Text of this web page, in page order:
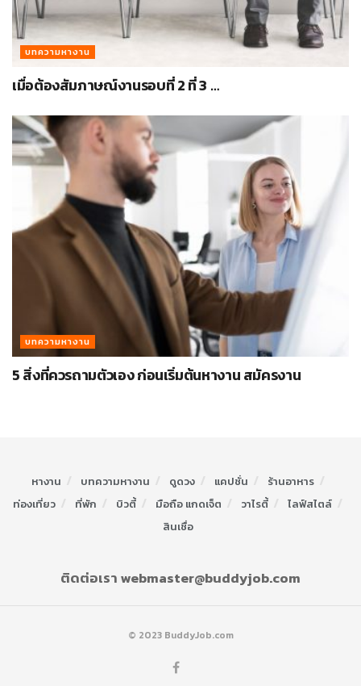
บทความหางาน
เมื่อต้องสัมภาษณ์งานรอบที่ 2 ที่ 3 …
บทความหางาน
5 สิ่งที่ควรถามตัวเอง ก่อนเริ่มต้นหางาน สมัครงาน
หางาน บทความหางาน ดูดวง แคปชั่น
ร้านอาหาร
ท่องเที่ยว
ที่พัก บิวตี้ มือถือ แกดเจ็ต วาไรตี้
ไลฟ์สไตล์
สินเชื่อ
ติดต่อเรา webmaster@buddyjob.com
© 2023 BuddyJob.com